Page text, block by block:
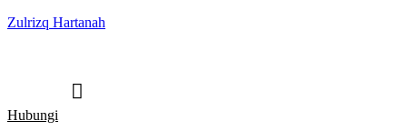
Zulrizq Hartanah
Hubungi